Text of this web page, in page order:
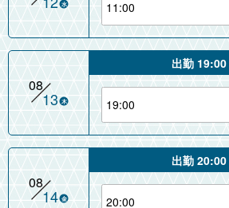
水
08
13 木
出勤
08
14 金
出勤